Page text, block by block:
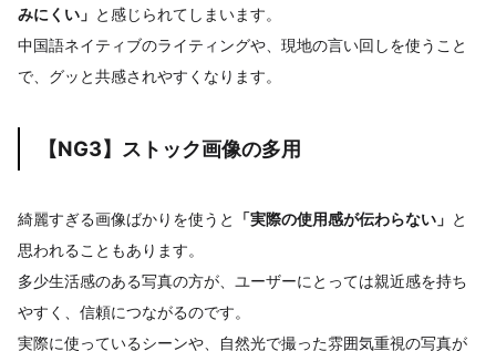
みにくい」 と感じられてしまいます。
中国語ネイティブのライティングや、現地の言い回しを使うこと
で、グッと共感されやすくなります。
【NG3】ストック画像の多用
綺麗すぎる画像ばかりを使うと 「実際の使用感が伝わらない」 と
思われることもあります。
多少生活感のある写真の方が、ユーザーにとっては親近感を持ち
やすく、信頼につながるのです。
実際に使っているシーンや、自然光で撮った雰囲気重視の写真が